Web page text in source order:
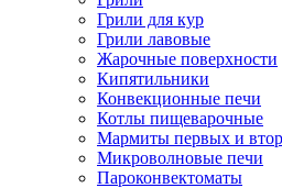
Грили для кур
Грили лавовые
Жарочные поверхности
Кипятильники
Конвекционные печи
Котлы пищеварочные
Мармиты первых и
Микроволновые печи
Пароконвектоматы